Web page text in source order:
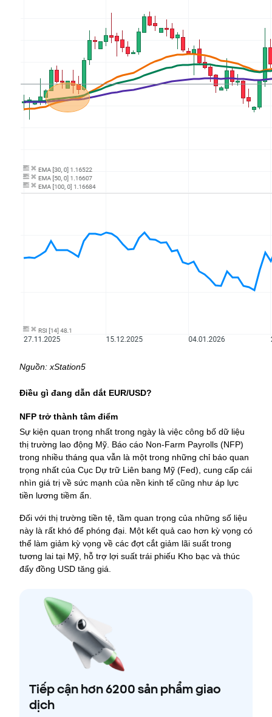
Nguồn: xStation5
Điều gì đang dẫn dắt EUR/USD?
NFP trở thành tâm điểm
Sự kiện quan trọng nhất trong ngày là việc công bố dữ liệu
thị trường lao động Mỹ. Báo cáo Non-Farm Payrolls (NFP)
trong nhiều tháng qua vẫn là một trong những chỉ báo quan
trọng nhất của Cục Dự trữ Liên bang Mỹ (Fed), cung cấp cái
nhìn giá trị về sức mạnh của nền kinh tế cũng như áp lực
tiền lương tiềm ẩn.
Đối với thị trường tiền tệ, tầm quan trọng của những số liệu
này là rất khó để phóng đại. Một kết quả cao hơn kỳ vọng có
thể làm giảm kỳ vọng về các đợt cắt giảm lãi suất trong
tương lai tại Mỹ, hỗ trợ lợi suất trái phiếu Kho bạc và thúc
đẩy đồng USD tăng giá.
Tiếp cận hơn 6200 sản phẩm giao
dịch